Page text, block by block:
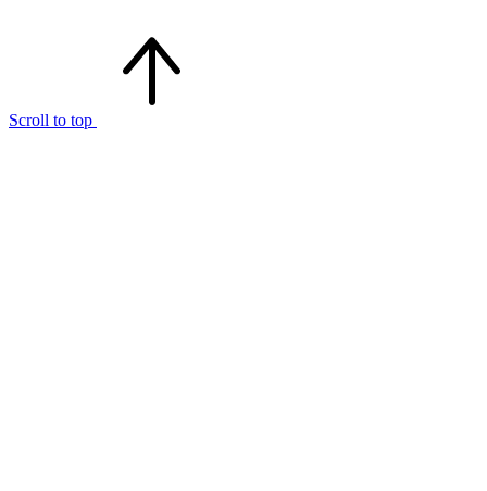
Scroll to top